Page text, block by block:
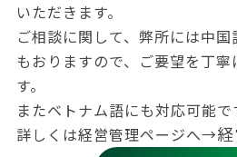
いただきます。
ご相談に関して、弊所には中
もおりますので、ご要望を丁
す。
またベトナム語にも対応可能で
詳しくは経営管理ページへ→